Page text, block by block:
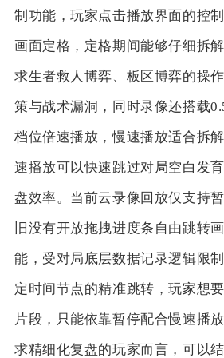
制功能，玩家点击播放界面的控
画面定格，定格期间能够仔细拆
求生者救人博弈、板区博弈的操
策与战术漏洞，同时录像还搭载
档位倍速播放，慢速播放适合拆
速播放可以快速跳过对局空白发
盘效率。当前云录像回放仅支持
旧没有开放拖拽进度条自由跳转
能，受对局底层数据记录逻辑限
定时间节点的精准跳转，玩家想
片段，只能依靠暂停配合慢速播
求精细化复盘的玩家而言，可以